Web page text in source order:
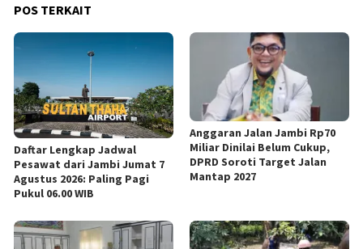
POS TERKAIT
Daftar Lengkap Jadwal
Pesawat dari Jambi Jumat 7
Agustus 2026: Paling Pagi
Pukul 06.00 WIB
Anggaran Jalan Jambi Rp70
Miliar Dinilai Belum Cukup,
DPRD Soroti Target Jalan
Mantap 2027